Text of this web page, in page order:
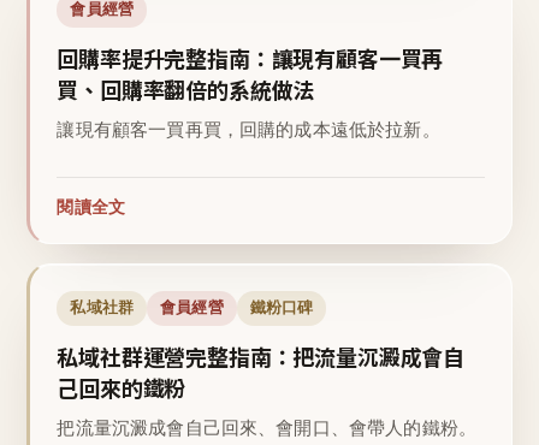
會員經營
回購率提升完整指南：讓現有顧客一買再
買、回購率翻倍的系統做法
讓現有顧客一買再買，回購的成本遠低於拉新。
閱讀全文
私域社群 會員經營 鐵粉口碑
私域社群運營完整指南：把流量沉澱成會自
己回來的鐵粉
把流量沉澱成會自己回來、會開口、會帶人的鐵粉。